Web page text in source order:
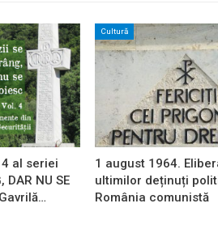
al seriei
DAR NU SE
Cultură
1 august 1964.
ultimilor deținuți
România comunistă